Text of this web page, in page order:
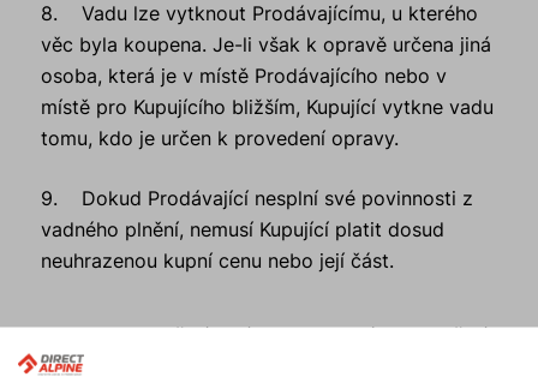
8. Vadu lze vytknout Prodávajícímu, u kterého
věc byla koupena. Je-li však k opravě určena jiná
osoba, která je v místě Prodávajícího nebo v
místě pro Kupujícího bližším, Kupující vytkne vadu
tomu, kdo je určen k provedení opravy.
9. Dokud Prodávající nesplní své povinnosti z
vadného plnění, nemusí Kupující platit dosud
neuhrazenou kupní cenu nebo její část.
C. Uplatnění práva z vadného plnění